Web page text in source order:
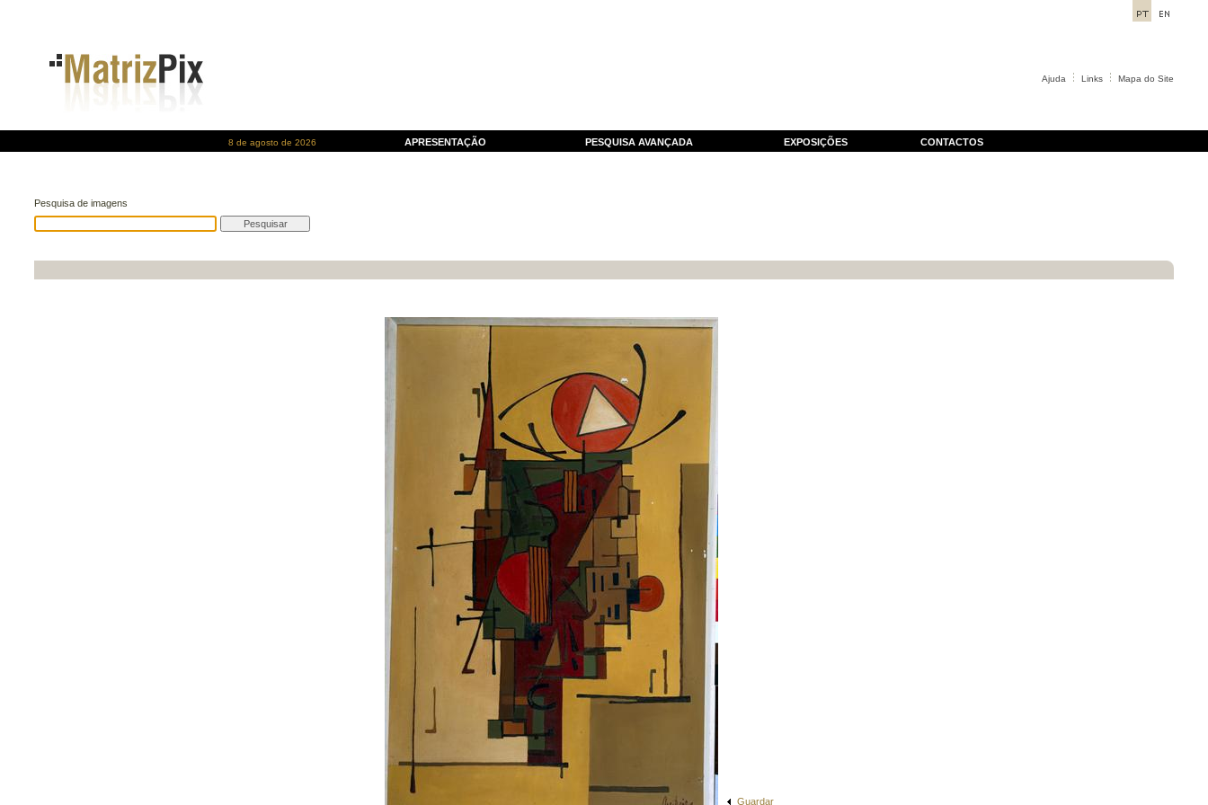
Ajuda Links Mapa do Site
8 de agosto de 2026 APRESENTAÇÃO PESQUISA AVANÇADA EXPOSIÇÕES CONTACTOS
Pesquisa de imagens
Guardar